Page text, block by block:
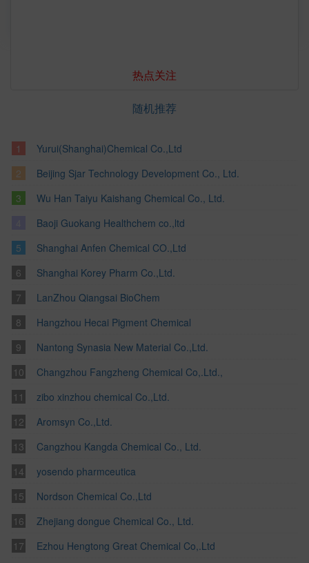
热点关注
随机推荐
Yurui(Shanghai)Chemical Co.,Ltd
Beijing Sjar Technology Development Co., Ltd.
Wu Han Taiyu Kaishang Chemical Co., Ltd.
Baoji Guokang Healthchem co.,ltd
Shanghai Anfen Chemical CO.,Ltd
Shanghai Korey Pharm Co.,Ltd.
LanZhou Qiangsai BioChem
Hangzhou Hecai Pigment Chemical
Nantong Synasia New Material Co.,Ltd.
Changzhou Fangzheng Chemical Co,.Ltd.,
zibo xinzhou chemical Co.,Ltd.
Aromsyn Co.,Ltd.
Cangzhou Kangda Chemical Co., Ltd.
yosendo pharmceutica
Nordson Chemical Co.,Ltd
Zhejiang dongue Chemical Co., Ltd.
Ezhou Hengtong Great Chemical Co,.Ltd